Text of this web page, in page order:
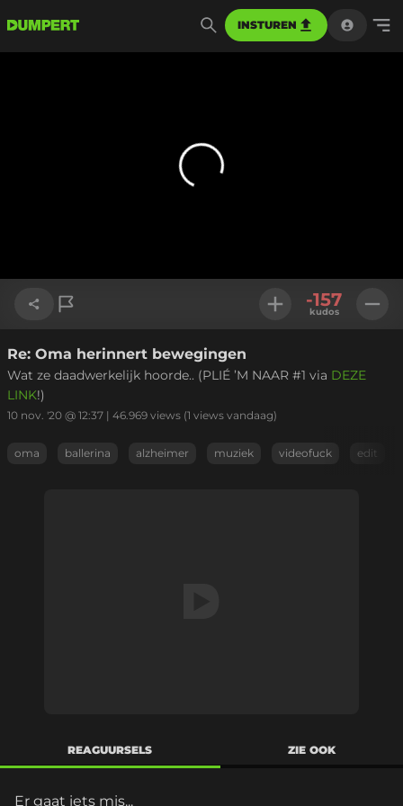
INSTUREN
Link kopiëren
-157
kudos
Re: Oma herinnert bewegingen
Wat ze daadwerkelijk hoorde.. (PLIÉ ’M NAAR #1 via DEZE
LINK!)
10 nov. '20 @ 12:37 | 46.969 views (1 views vandaag)
oma ballerina alzheimer muziek videofuck edit
REAGUURSELS ZIE OOK
Er gaat iets mis...